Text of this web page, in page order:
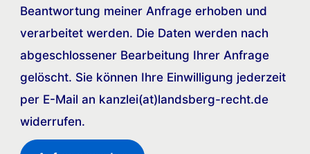
Beantwortung meiner Anfrage erhoben und
verarbeitet werden. Die Daten werden nach
abgeschlossener Bearbeitung Ihrer Anfrage
gelöscht. Sie können Ihre Einwilligung jederzeit
per E-Mail an kanzlei(at)landsberg-recht.de
widerrufen.